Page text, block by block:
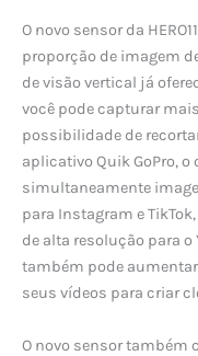
O novo sensor da
proporção de imagem
de visão vertical já
você pode capturar
possibilidade de
aplicativo Quik GoPro,
simultaneamente
para Instagram e
de alta resolução para o
também pode
seus vídeos para criar
O novo sensor também